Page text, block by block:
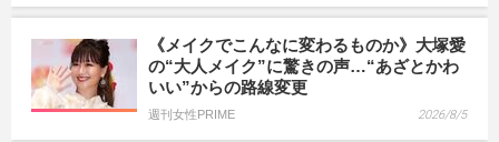
《メイクでこんなに変わるものか》大塚愛
の“大人メイク”に驚きの声…“あざとかわ
いい”からの路線変更
週刊女性PRIME 2026/8/5